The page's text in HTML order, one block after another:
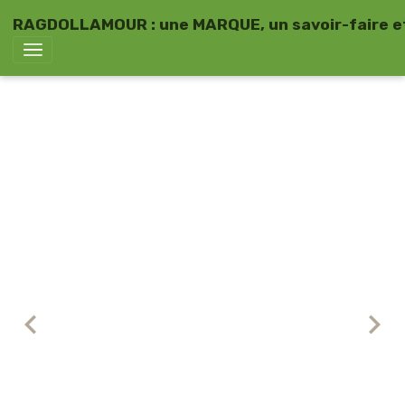
RAGDOLLAMOUR : une MARQUE, un savoir-faire